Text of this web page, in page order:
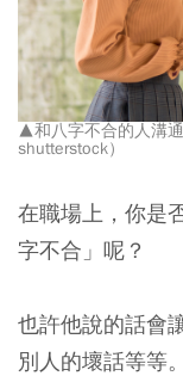
▲和八字不合的人溝
shutterstock）
在職場上，你是
字不合」呢？
也許他說的話會
別人的壞話等等